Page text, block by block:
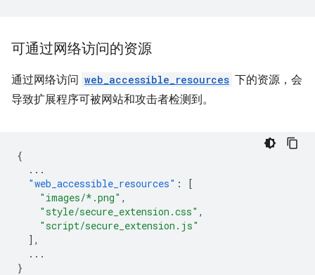
可通过网络访问的资源
通过网络访问 web_accessible_resources 下的资源，会
导致扩展程序可被网站和攻击者检测到。
{
...
"web_accessible_resources" :
[
"images/*.png" ,
"style/secure_extension.css" ,
"script/secure_extension.js"
],
...
}